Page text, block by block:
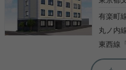
せ！ ★お電話でのご相談もお気軽にどうぞ★ 実用春
日ホー
写真(9)
有楽町
丸ノ内
東西線
実用春日ホーム 富坂サテライ